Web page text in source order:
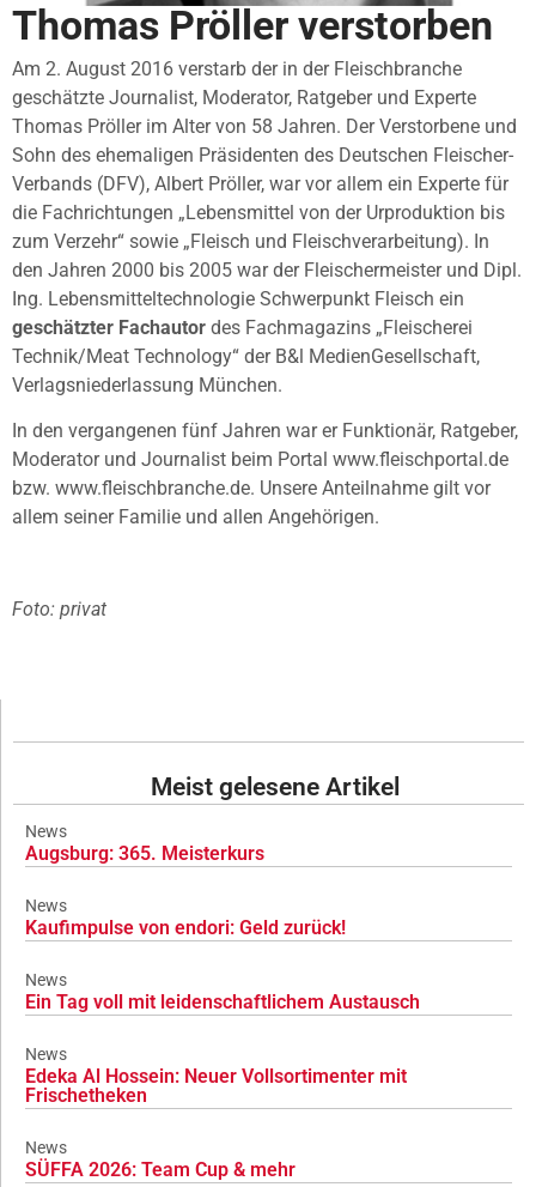
Thomas Pröller verstorben
Am 2. August 2016 verstarb der in der Fleischbranche
geschätzte Journalist, Moderator, Ratgeber und Experte
Thomas Pröller im Alter von 58 Jahren. Der Verstorbene und
Sohn des ehemaligen Präsidenten des Deutschen Fleischer-
Verbands (DFV), Albert Pröller, war vor allem ein Experte für
die Fachrichtungen „Lebensmittel von der Urproduktion bis
zum Verzehr“ sowie „Fleisch und Fleischverarbeitung). In
den Jahren 2000 bis 2005 war der Fleischermeister und Dipl.
Ing. Lebensmitteltechnologie Schwerpunkt Fleisch ein
geschätzter Fachautor des Fachmagazins „Fleischerei
Technik/Meat Technology“ der B&l MedienGesellschaft,
Verlagsniederlassung München.
In den vergangenen fünf Jahren war er Funktionär, Ratgeber,
Moderator und Journalist beim Portal www.fleischportal.de
bzw. www.fleischbranche.de. Unsere Anteilnahme gilt vor
allem seiner Familie und allen Angehörigen.
Foto: privat
Meist gelesene Artikel
News
Augsburg: 365. Meisterkurs
News
Kaufimpulse von endori: Geld zurück!
News
Ein Tag voll mit leidenschaftlichem Austausch
News
Edeka Al Hossein: Neuer Vollsortimenter mit
Frischetheken
News
SÜFFA 2026: Team Cup & mehr